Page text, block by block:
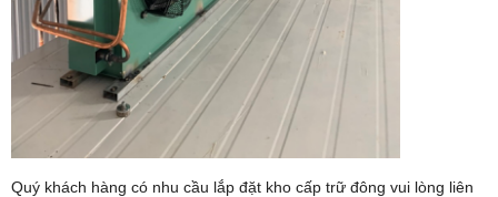
Quý khách hàng có nhu cầu lắp đặt kho cấp trữ đông vui lòng liên